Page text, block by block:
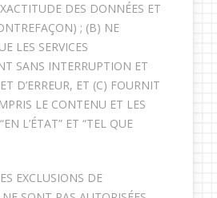
DES DONNÉES ET
; (B) NE
LES SERVICES
SANS INTERRUPTION ET
D’ERREUR, ET (C) FOURNIT
LE CONTENU ET LES
L’ÉTAT” ET “TEL QUE
EXCLUSIONS DE